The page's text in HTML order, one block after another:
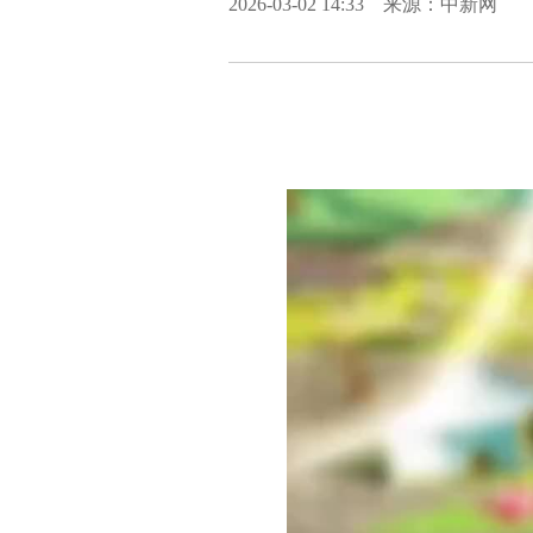
2026-03-02 14:33 来源：中新网